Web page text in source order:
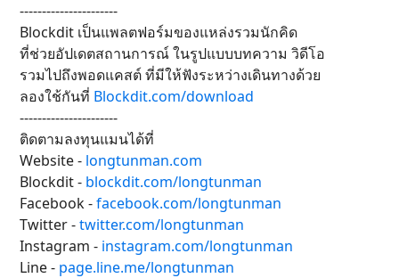
----------------------
Blockdit เป็นแพลตฟอร์มของแหล่งรวมนักคิด
ที่ช่วยอัปเดตสถานการณ์ ในรูปแบบบทความ วิดีโอ
รวมไปถึงพอดแคสต์ ที่มีให้ฟังระหว่างเดินทางด้วย
ลองใช้กันที่ Blockdit.com/download
----------------------
ติดตามลงทุนแมนได้ที่
Website - longtunman.com
Blockdit - blockdit.com/longtunman
Facebook -facebook.com/longtunman
Twitter -twitter.com/longtunman
Instagram - instagram.com/longtunman
Line - page.line.me/longtunman